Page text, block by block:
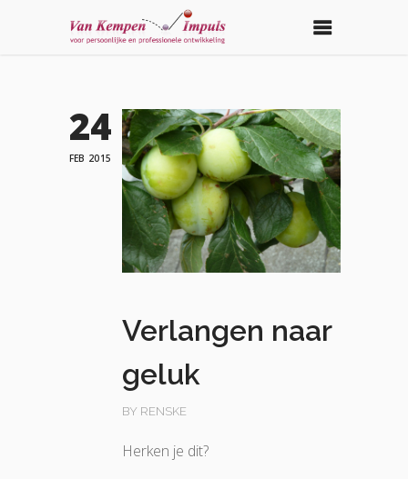
24
FEB 2015
Verlangen naar
geluk
BY RENSKE
Herken je dit?